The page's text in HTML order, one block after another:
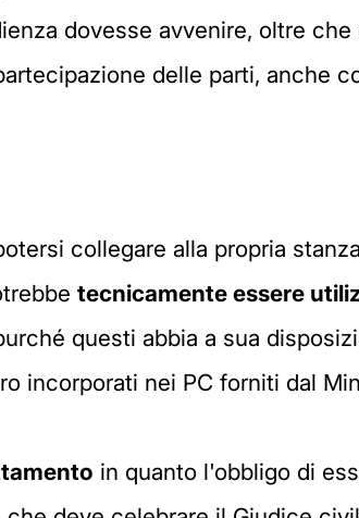
dovesse avvenire, oltre che
delle parti, anche
collegare alla propria
tecnicamente essere
questi abbia a sua
incorporati nei PC forniti dal
in quanto l'obbligo di